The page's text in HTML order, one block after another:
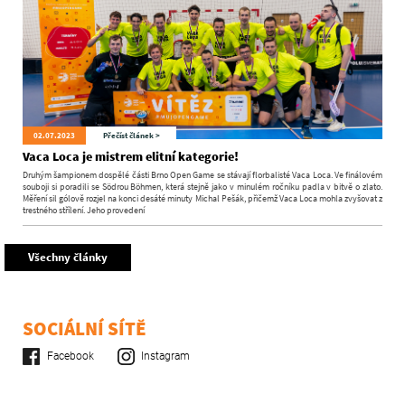
02.07.2023 Přečíst článek >
Vaca Loca je mistrem elitní kategorie!
Druhým šampionem dospělé části Brno Open Game se stávají florbalisté Vaca Loca. Ve finálovém
souboji si poradili se Södrou Böhmen, která stejně jako v minulém ročníku padla v bitvě o zlato.
Měření sil gólově rozjel na konci desáté minuty Michal Pešák, přičemž Vaca Loca mohla zvyšovat z
trestného střílení. Jeho provedení
Všechny články
SOCIÁLNÍ SÍTĚ
Facebook Instagram